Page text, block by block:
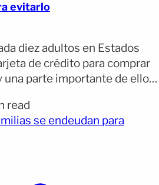
evitarlo
diez adultos en Estados
de crédito para comprar
parte importante de ellos
análisis del Urban Institute,
vez más común: para
ya [&hellip;]</p>
read
se endeudan para